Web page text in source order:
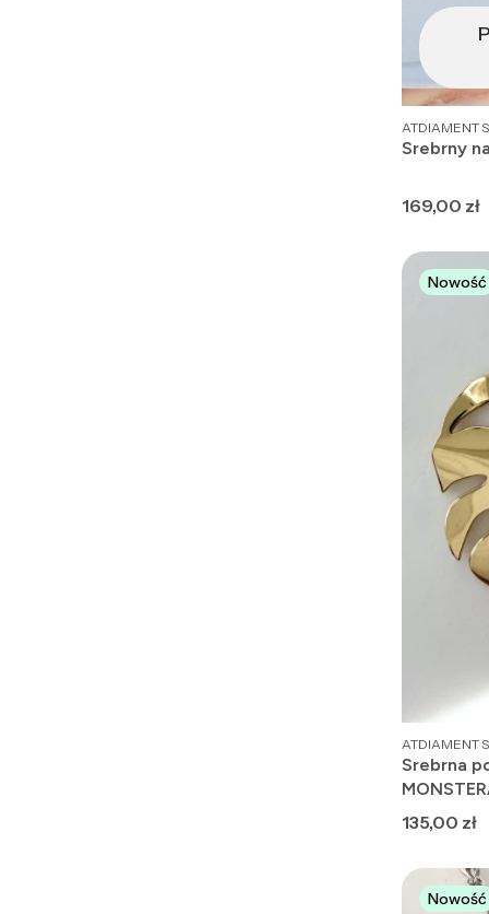
PRODUCENT
ATDIAMENT
Srebrny
Cena
169,00 zł
Nowość
PRODUCENT
ATDIAMENT
Srebrna
Cena
135,00 zł
Nowość